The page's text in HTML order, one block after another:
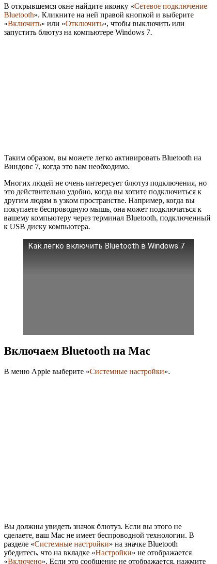
В открывшемся окне найдите иконку «Сетевое подключение
Bluetooth». Кликните на ней правой кнопкой и выберите
«Включить» или «Отключить», чтобы выключить или
запустить блютуз на компьютере Windows 7.
Таким образом, вы можете легко активировать Bluetooth на
Виндовс 7, когда это вам необходимо.
Многих людей не очень интересует блютуз подключения, но
это действительно удобно, когда вы хотите подключиться к
другим людям в узком пространстве. Например, когда вы
покупаете беспроводную мышь, она может подключаться к
вашему компьютеру через терминал Bluetooth, подключенный
к USB диску компьютера.
Как легко включить Bluetooth в Windows 7
Включаем Bluetooth на Mac
В меню Apple выберите «Системные настройки».
Вы должны увидеть значок блютуз. Если вы этого не
сделаете, ваш Mac не имеет беспроводной технологии. В
разделе «Системные настройки» на значке Bluetooth
убедитесь, что на вкладке «Настройки» не отображается
«Включено». Если это сообщение не отображается, нажмите